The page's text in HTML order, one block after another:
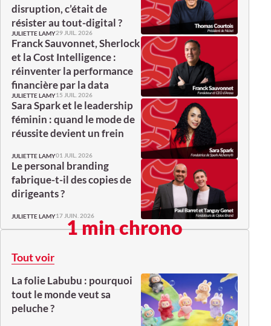
disruption, c’était de
résister au tout-digital ?
JULIETTE LAMY29 JUIL. 2026
Franck Sauvonnet, Sherlock
et la Cost Intelligence :
réinventer la performance
financière par la data
JULIETTE LAMY15 JUIL. 2026
Sara Spark et le leadership
féminin : quand le mode de
réussite devient un frein
JULIETTE LAMY01 JUIL. 2026
Le personal branding
fabrique-t-il des copies de
dirigeants ?
JULIETTE LAMY17 JUIN. 2026
1 min chrono
Tout voir
La folie Labubu : pourquoi
tout le monde veut sa
peluche ?